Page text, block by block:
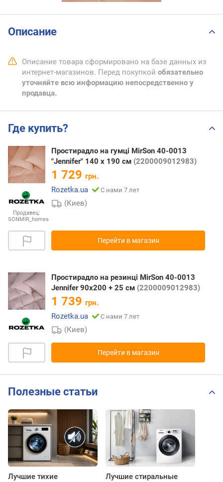
Описание
Описание товара сформировано на базе данных из
интернет-магазинов. Перед покупкой обязательно
уточняйте всю информацию непосредственно у
продавца.
Где купить?
Продавец:
SONMIR_homes
Простирадло на гумці MirSon 40-0013
"Jennifer" 140 х 190 см (2200009012983)
1 729 грн.
Rozetka.ua
С нами 7 лет
(Киев)
Перейти в магазин
Простирадло на резинці MirSon 40-0013
Jennifer 90х200 + 25 см (2200009012983)
1 739 грн.
Rozetka.ua
С нами 7 лет
(Киев)
Перейти в магазин
Полезные статьи
Лучшие тихие
Лучшие стиральные